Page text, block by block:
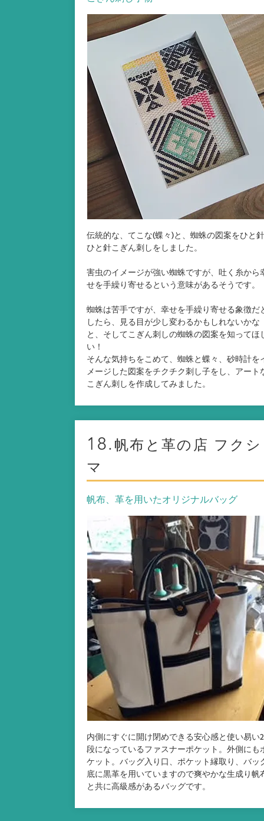
伝統的な、てこな(蝶々)と、蜘蛛の図案をひと針
ひと針こぎん刺しをしました。
害虫のイメージが強い蜘蛛ですが、吐く糸から
せを手繰り寄せるという意味があるそうです。
蜘蛛は苦手ですが、幸せを手繰り寄せる象徴だ
したら、見る目が少し変わるかもしれないかな
と、そしてこぎん刺しの蜘蛛の図案を知ってほ
い！
そんな気持ちをこめて、蜘蛛と蝶々、砂時計を
メージした図案をチクチク刺し子をし、アート
こぎん刺しを作成してみました。
内側にすぐに開け閉めできる安心感と使い易い2
段になっているファスナーポケット。外側にも
ケット。バッグ入り口、ポケット縁取り、バッ
底に黒革を用いていますので爽やかな生成り帆
と共に高級感があるバッグです。
18. 帆布と革の店 フクシ
マ
帆布、革を用いたオリジナルバッグ